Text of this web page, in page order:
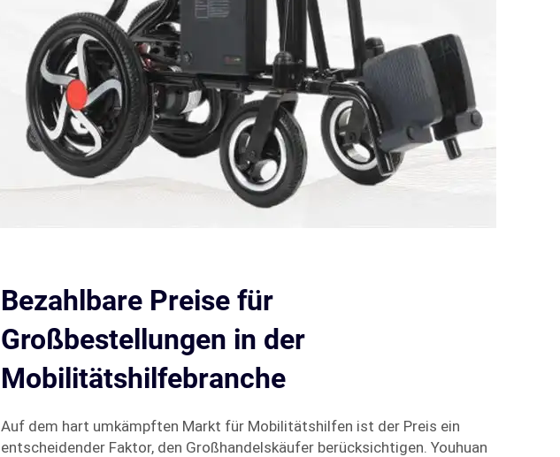
Bezahlbare Preise für
Großbestellungen in der
Mobilitätshilfebranche
Auf dem hart umkämpften Markt für Mobilitätshilfen ist der Preis ein
entscheidender Faktor, den Großhandelskäufer berücksichtigen. Youhuan